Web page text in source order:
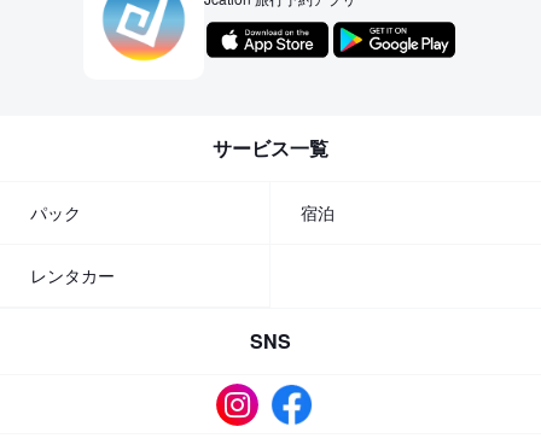
サービス一覧
パック 宿泊
レンタカー
SNS